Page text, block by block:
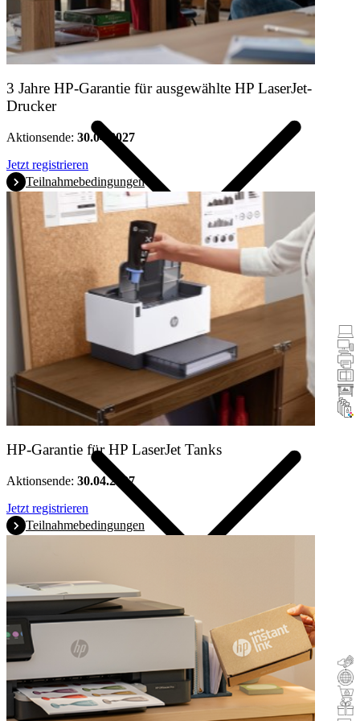
Notebooks & Tablets
Desktops
Drucker
Großformatdrucker
Tinte & Toner
Promotionen
Cashback
Trade-In
Buy & Try
Incentive
3 Jahre HP-Garantie für ausgewählte HP LaserJet-
Drucker
Aktionsende: 30.04.2027
Jetzt registrieren
Teilnahmebedingungen
HP-Garantie für HP LaserJet Tanks
Aktionsende: 30.04.2027
Jetzt registrieren
Teilnahmebedingungen